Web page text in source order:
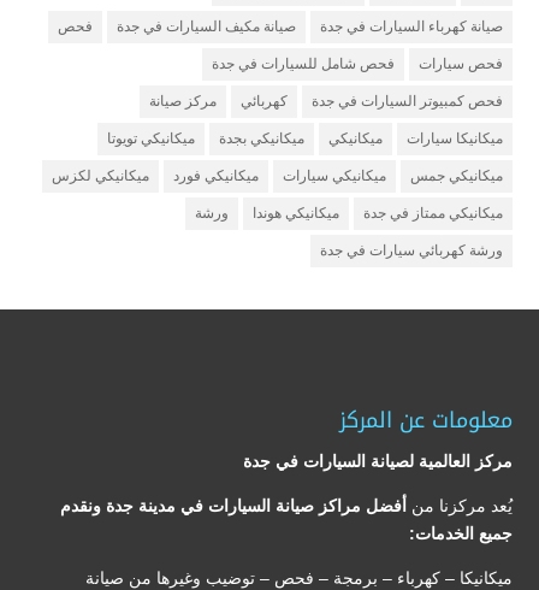
صيانة كهرباء السيارات في جدة صيانة مكيف السيارات في جدة فحص
فحص سيارات فحص شامل للسيارات في جدة
فحص كمبيوتر السيارات في جدة كهربائي مركز صيانة
ميكانيكا سيارات ميكانيكي ميكانيكي بجدة ميكانيكي تويوتا
ميكانيكي جمس ميكانيكي سيارات ميكانيكي فورد ميكانيكي لكزس
ميكانيكي ممتاز في جدة ميكانيكي هوندا ورشة
ورشة كهربائي سيارات في جدة
معلومات عن المركز
مركز العالمية لصيانة السيارات في جدة
يُعد مركزنا من أفضل مراكز صيانة السيارات في مدينة جدة ونقدم
جميع الخدمات:
ميكانيكا – كهرباء – برمجة – فحص – توضيب وغيرها من صيانة